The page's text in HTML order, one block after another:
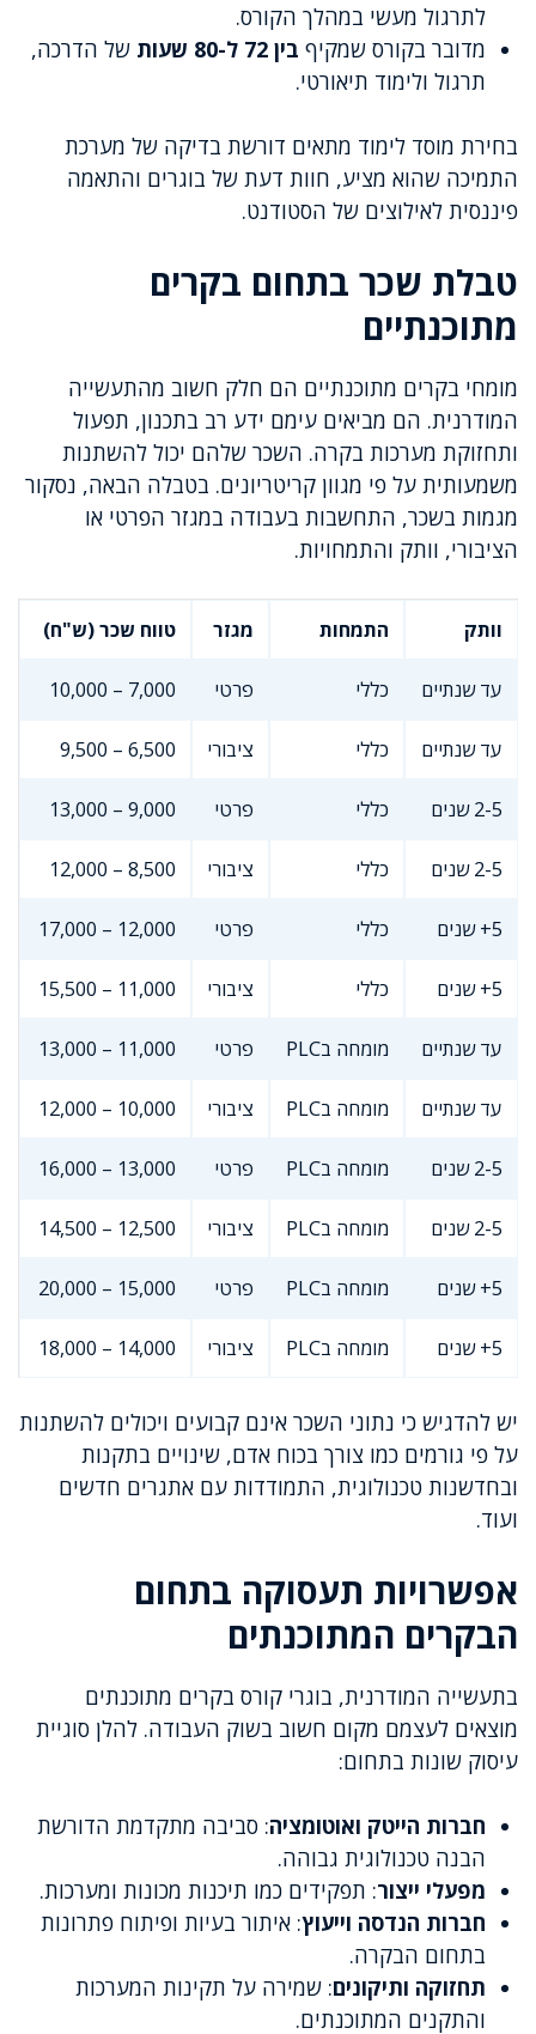
לתרגול מעשי במהלך הקורס.
מדובר בקורס שמקיף בין 72 ל-80 שעות
של הדרכה,
תרגול ולימוד תיאורטי.
בחירת מוסד לימוד מתאים דורשת בדיקה של מערכת
התמיכה שהוא מציע, חוות דעת של בוגרים והתאמה
פיננסית לאילוצים של הסטודנט.
טבלת שכר בתחום בקרים
מתוכנתיים
מומחי בקרים מתוכנתיים הם חלק חשוב מהתעשייה
המודרנית. הם מביאים עימם ידע רב בתכנון, תפעול
ותחזוקת מערכות בקרה. השכר שלהם יכול להשתנות
משמעותית על פי מגוון קריטריונים. בטבלה הבאה, נסקור
מגמות בשכר, התחשבות בעבודה במגזר הפרטי או
הציבורי, וותק והתמחויות.
וותק התמחות מגזר טווח שכר (ש"ח)
עד שנתיים כללי פרטי 7,000 – 10,000
עד שנתיים כללי ציבורי 6,500 – 9,500
2-5 שנים כללי פרטי 9,000 – 13,000
2-5 שנים כללי ציבורי 8,500 – 12,000
5+ שנים כללי פרטי 12,000 – 17,000
5+ שנים כללי ציבורי 11,000 – 15,500
עד שנתיים מומחה בPLC פרטי 11,000 – 13,000
עד שנתיים מומחה בPLC ציבורי 10,000 – 12,000
2-5 שנים מומחה בPLC פרטי 13,000 – 16,000
2-5 שנים מומחה בPLC ציבורי 12,500 – 14,500
5+ שנים מומחה בPLC פרטי 15,000 – 20,000
5+ שנים מומחה בPLC ציבורי 14,000 – 18,000
יש להדגיש כי נתוני השכר אינם קבועים ויכולים להשתנות
על פי גורמים כמו צורך בכוח אדם, שינויים בתקנות
ובחדשנות טכנולוגית, התמודדות עם אתגרים חדשים
ועוד.
אפשרויות תעסוקה בתחום
הבקרים המתוכנתים
בתעשייה המודרנית, בוגרי קורס בקרים מתוכנתים
מוצאים לעצמם מקום חשוב בשוק העבודה. להלן סוגיית
עיסוק שונות בתחום:
חברות הייטק ואוטומציה: סביבה מתקדמת הדורשת
הבנה טכנולוגית גבוהה.
מפעלי ייצור: תפקידים כמו תיכנות מכונות ומערכות.
חברות הנדסה וייעוץ: איתור בעיות ופיתוח פתרונות
בתחום הבקרה.
תחזוקה ותיקונים: שמירה על תקינות המערכות
והתקנים המתוכנתים.